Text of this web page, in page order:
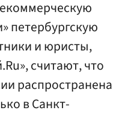
петербургскую
и юристы,
считают, что
распространена
в Санкт-